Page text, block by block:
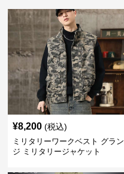
¥8,200 (税込)
ミリタリーワークベスト グラン
ジ ミリタリージャケット